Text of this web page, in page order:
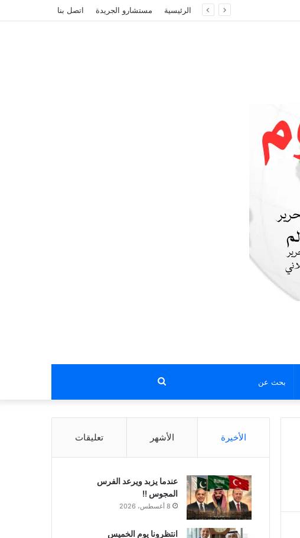
الرئيسية مستشارو الجريدة اتصل بنا
بحث
عن
الأخيرة الأشهر تعليقات
عندما يزبد ويرعد الفرس
المجوس !!
8 أغسطس، 2026
انتظرونا يوم الخميس